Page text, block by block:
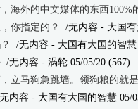
海外的中文媒体的东西100%
你指定的？
/无内容 - 大国有
/无内容 - 大国有大国的智慧
/无内容 - 涡轮 05/05/20 (567)
立马狗急跳墙。领狗粮的就
内容 - 大国有大国的智慧 05/